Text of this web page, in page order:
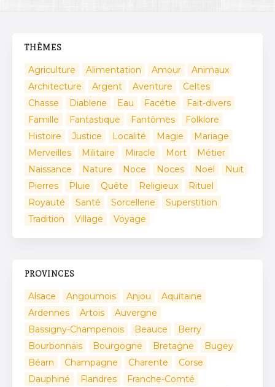
THÈMES
Agriculture Alimentation Amour
Animaux
Architecture
Argent Aventure
Celtes
Chasse
Diablerie Eau Facétie
Fait-divers
Famille
Fantastique Fantômes
Folklore
Histoire
Justice Localité Magie
Mariage
Merveilles
Militaire Miracle Mort
Métier
Naissance
Nature Noce Noces Noël
Nuit
Pierres
Pluie Quête Religieux
Rituel
Royauté
Santé Sorcellerie
Superstition
Tradition
Village Voyage
PROVINCES
Alsace Angoumois Anjou
Aquitaine
Ardennes
Artois
Auvergne
Bassigny-Champenois
Beauce
Berry
Bourbonnais
Bourgogne Bretagne
Bugey
Béarn
Champagne Charente
Corse
Dauphiné
Flandres
Franche-Comté